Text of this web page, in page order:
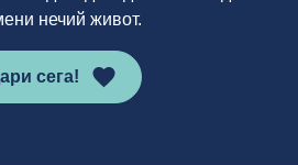
нечий живот.
сега!